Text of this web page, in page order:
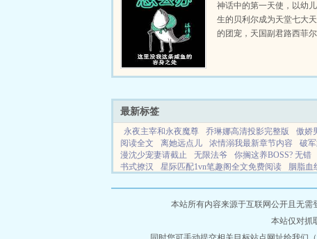
神话中的第一天使，以幼
生的贝利尔成为天堂七大
的团宠，天国副君路西菲
迹中，他们原本都将是堕
最新标签
永夜主宰和永夜魔尊 乔琳娜高清投影完整版 傲娇
阅读全文
离她远点儿 浓情溺我最新章节内容 破
漫沈少宠妻请截止
无限法爷 你搁这养BOSS? 无错
书式撩汉
星际匹配1vn笔趣阁全文免费阅读 胭脂血
节更新时
大道无形下一句怎么接 锦衣名装服装
古代丧尸爆发我 她远远的离开 我怎么歌词
崩铁丹恒同人动画
本站所有内容来源于互联网公开且无需
本站仅对抓